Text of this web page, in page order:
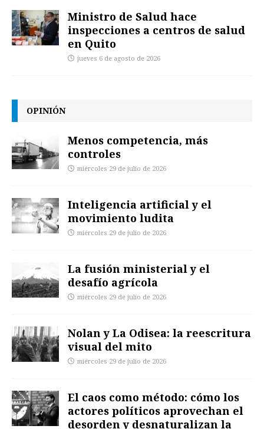
Ministro de Salud hace
inspecciones a centros de salud
en Quito
jueves 6 de agosto de 2026
OPINIÓN
Menos competencia, más
controles
miércoles 29 de julio de 2026
Inteligencia artificial y el
movimiento ludita
miércoles 29 de julio de 2026
La fusión ministerial y el
desafío agrícola
miércoles 29 de julio de 2026
Nolan y La Odisea: la reescritura
visual del mito
miércoles 29 de julio de 2026
El caos como método: cómo los
actores políticos aprovechan el
desorden y desnaturalizan la